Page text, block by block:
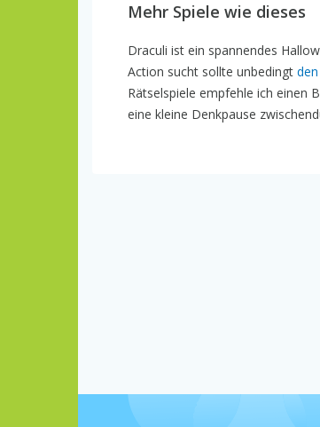
Mehr Spiele wie dieses
Draculi ist ein spannendes
Action sucht sollte unbedingt
Rätselspiele empfehle ich einen
eine kleine Denkpause